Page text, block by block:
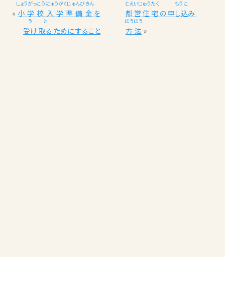
« 小学校入学準備金
しょうがっこうにゅうがくじゅんびきん
を
受け
う
取る
と
ために すること
都営住宅
とえいじゅうたく
の 申し込み
もう こ
方法
ほうほう
»